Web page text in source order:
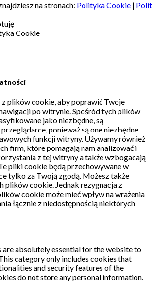
na stronach: Polityka Cookie |
Cookie
z plików cookie, aby poprawić Twoje
po witrynie. Spośród tych plików
jako niezbędne, są
ponieważ są one niezbędne
funkcji witryny. Używamy również
firm, które pomagają nam analizować i
z tej witryny a także wzbogacają
pliki cookie będą przechowywane w
tylko za Twoją zgodą. Możesz także
plików cookie. Jednak rezygnacja z
cookie może mieć wpływ na wrażenia
łącznie z niedostępnością niektórych
are absolutely essential for the website to
category only includes cookies that
and security features of the
do not store any personal information.